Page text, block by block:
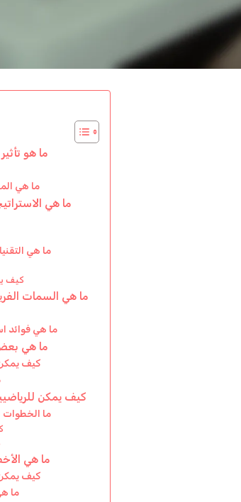
ما هو
ما هي
ما هي
ما هي
كيف
ما هي السمات
ما هي فوائد
ما هي بعض
كيف يمكن
كيف يمكن
ما الخطوات
ما هي
كيف يمكن
ما